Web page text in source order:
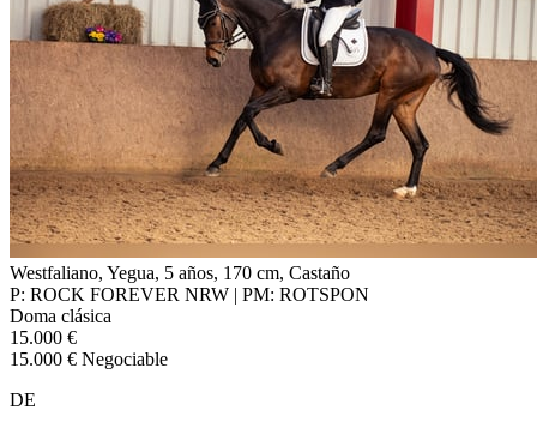
Westfaliano, Yegua, 5 años, 170 cm, Castaño
P: ROCK FOREVER NRW | PM: ROTSPON
Doma clásica
15.000 €
15.000 € Negociable
DE